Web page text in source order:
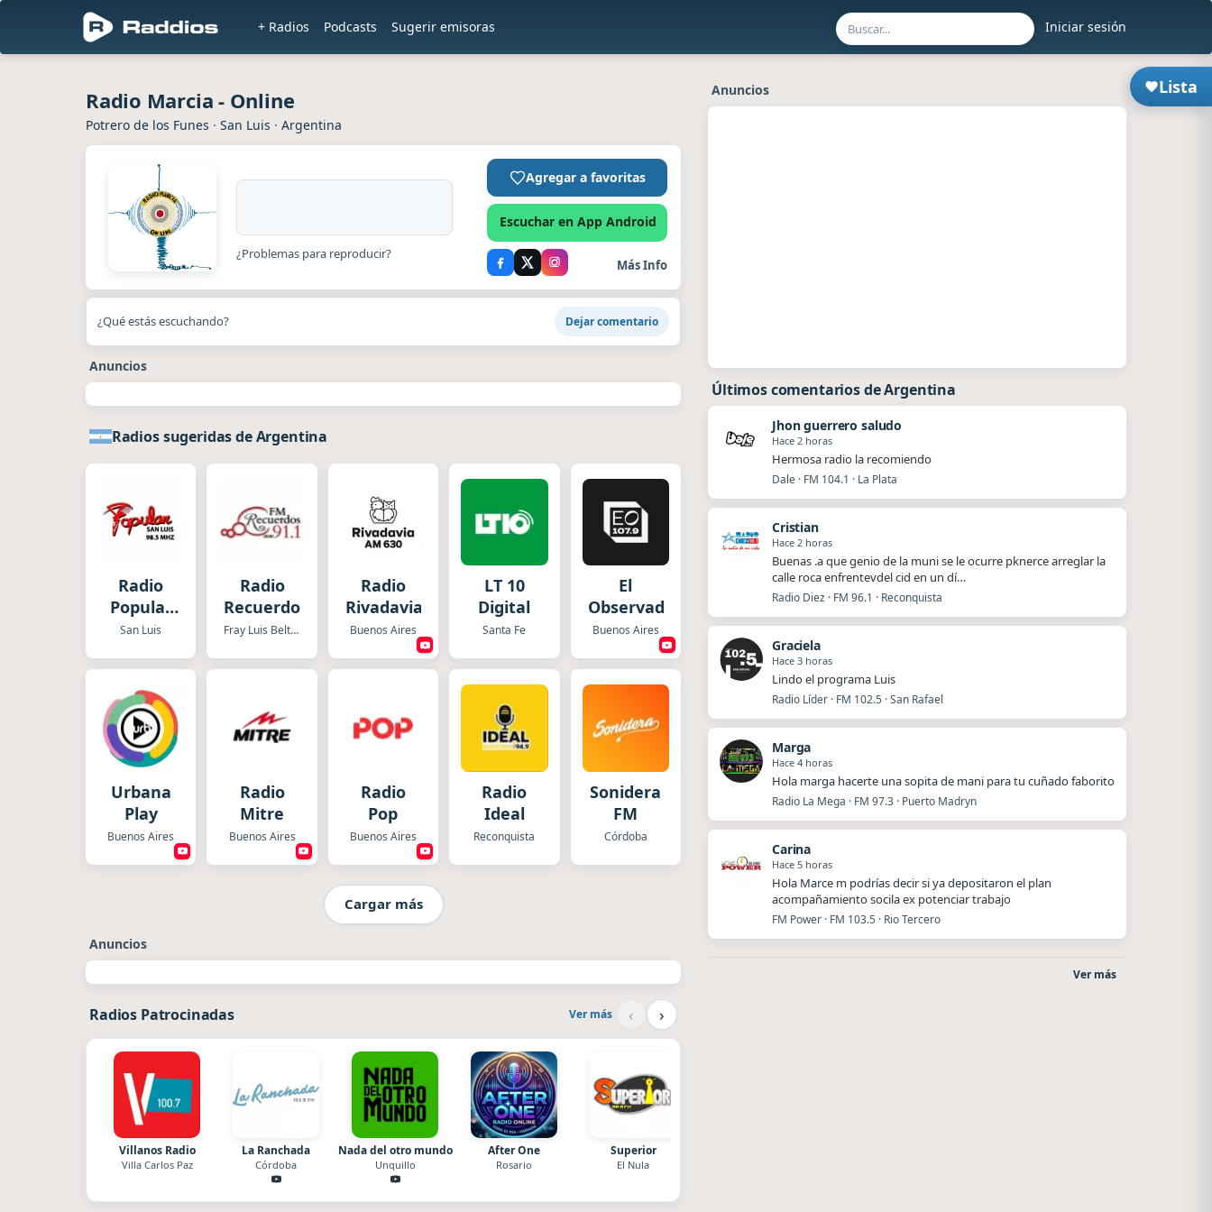
Iniciar sesión
+ Radios Podcasts Sugerir emisoras
Lista
Radio Marcia - Online
Potrero de los Funes · San Luis · Argentina
¿Problemas para reproducir?
Agregar a favoritas
Escuchar en App Android
Más Info
¿Qué estás escuchando? Dejar comentario
Anuncios
Radios sugeridas de Argentina
Radio
Popular
San Luis
San Luis
Radio
Recuerdos
Fray Luis Beltran
Radio
Rivadavia
Buenos Aires
LT 10
Digital
Santa Fe
El
Observador
Buenos Aires
Urbana
Play
Buenos Aires
Radio
Mitre
Buenos Aires
Radio
Pop
Buenos Aires
Radio
Ideal
Reconquista
Sonidera
FM
Córdoba
Cargar más
Anuncios
Radios Patrocinadas Ver más ‹ ›
Villanos Radio
Villa Carlos Paz
La Ranchada
Córdoba
Nada del otro mundo
Unquillo
After One
Rosario
Superior
El Nula
Anuncios
Últimos comentarios de Argentina
Jhon guerrero saludo
Hace 2 horas
Hermosa radio la recomiendo
Dale · FM 104.1 · La Plata
Cristian
Hace 2 horas
Buenas .a que genio de la muni se le ocurre pknerce arreglar la
calle roca enfrentevdel cid en un dí…
Radio Diez · FM 96.1 · Reconquista
Graciela
Hace 3 horas
Lindo el programa Luis
Radio Líder · FM 102.5 · San Rafael
Marga
Hace 4 horas
Hola marga hacerte una sopita de mani para tu cuñado faborito
Radio La Mega · FM 97.3 · Puerto Madryn
Carina
Hace 5 horas
Hola Marce m podrías decir si ya depositaron el plan
acompañamiento socila ex potenciar trabajo
FM Power · FM 103.5 · Rio Tercero
Ver más